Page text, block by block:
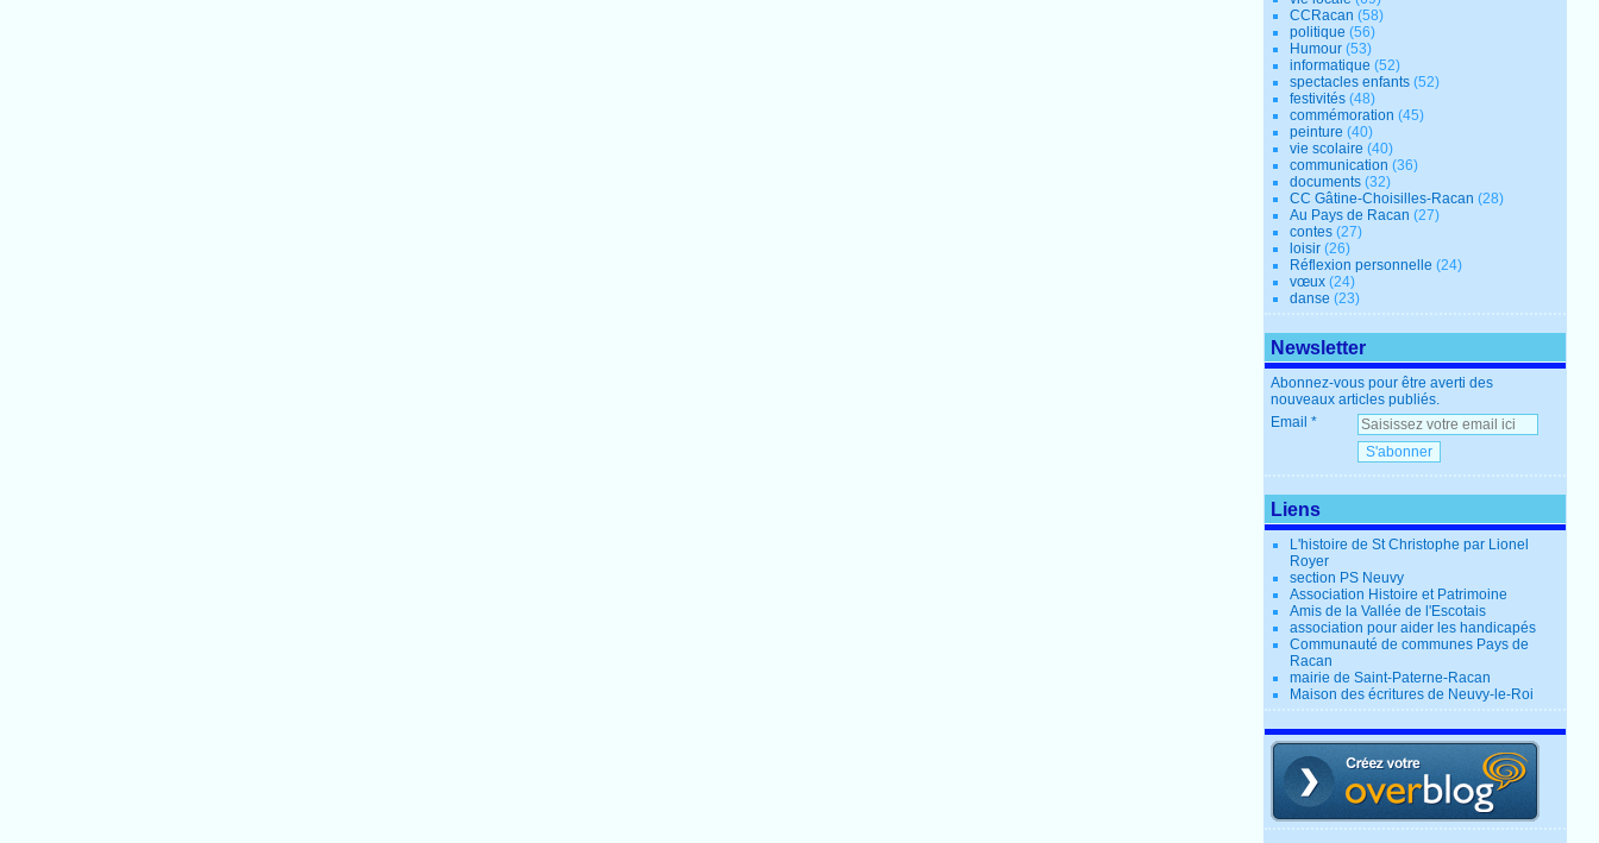
CCRacan (58)
politique (56)
Humour (53)
informatique (52)
spectacles enfants (52)
festivités (48)
commémoration (45)
peinture (40)
vie scolaire (40)
communication (36)
documents (32)
CC Gâtine-Choisilles-Racan (28)
Au Pays de Racan (27)
contes (27)
loisir (26)
Réflexion personnelle (24)
vœux (24)
danse (23)
Newsletter
Abonnez-vous pour être averti des
nouveaux articles publiés.
Email
Liens
L'histoire de St Christophe par Lionel
Royer
section PS Neuvy
Association Histoire et Patrimoine
Amis de la Vallée de l'Escotais
association pour aider les handicapés
Communauté de communes Pays de
Racan
mairie de Saint-Paterne-Racan
Maison des écritures de Neuvy-le-Roi